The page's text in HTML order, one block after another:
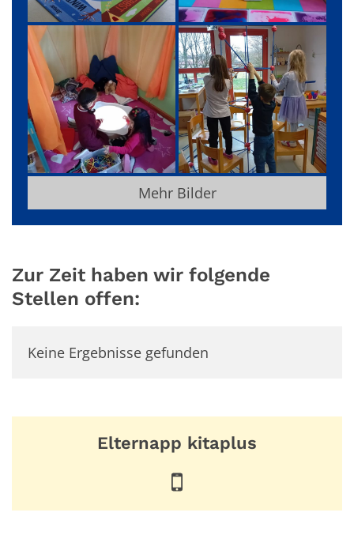
Mehr Bilder
Zur Zeit haben wir folgende
Stellen offen:
Keine Ergebnisse gefunden
Elternapp kitaplus